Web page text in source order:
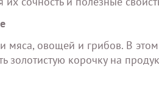
мяса, овощей и грибов. В
золотистую корочку на